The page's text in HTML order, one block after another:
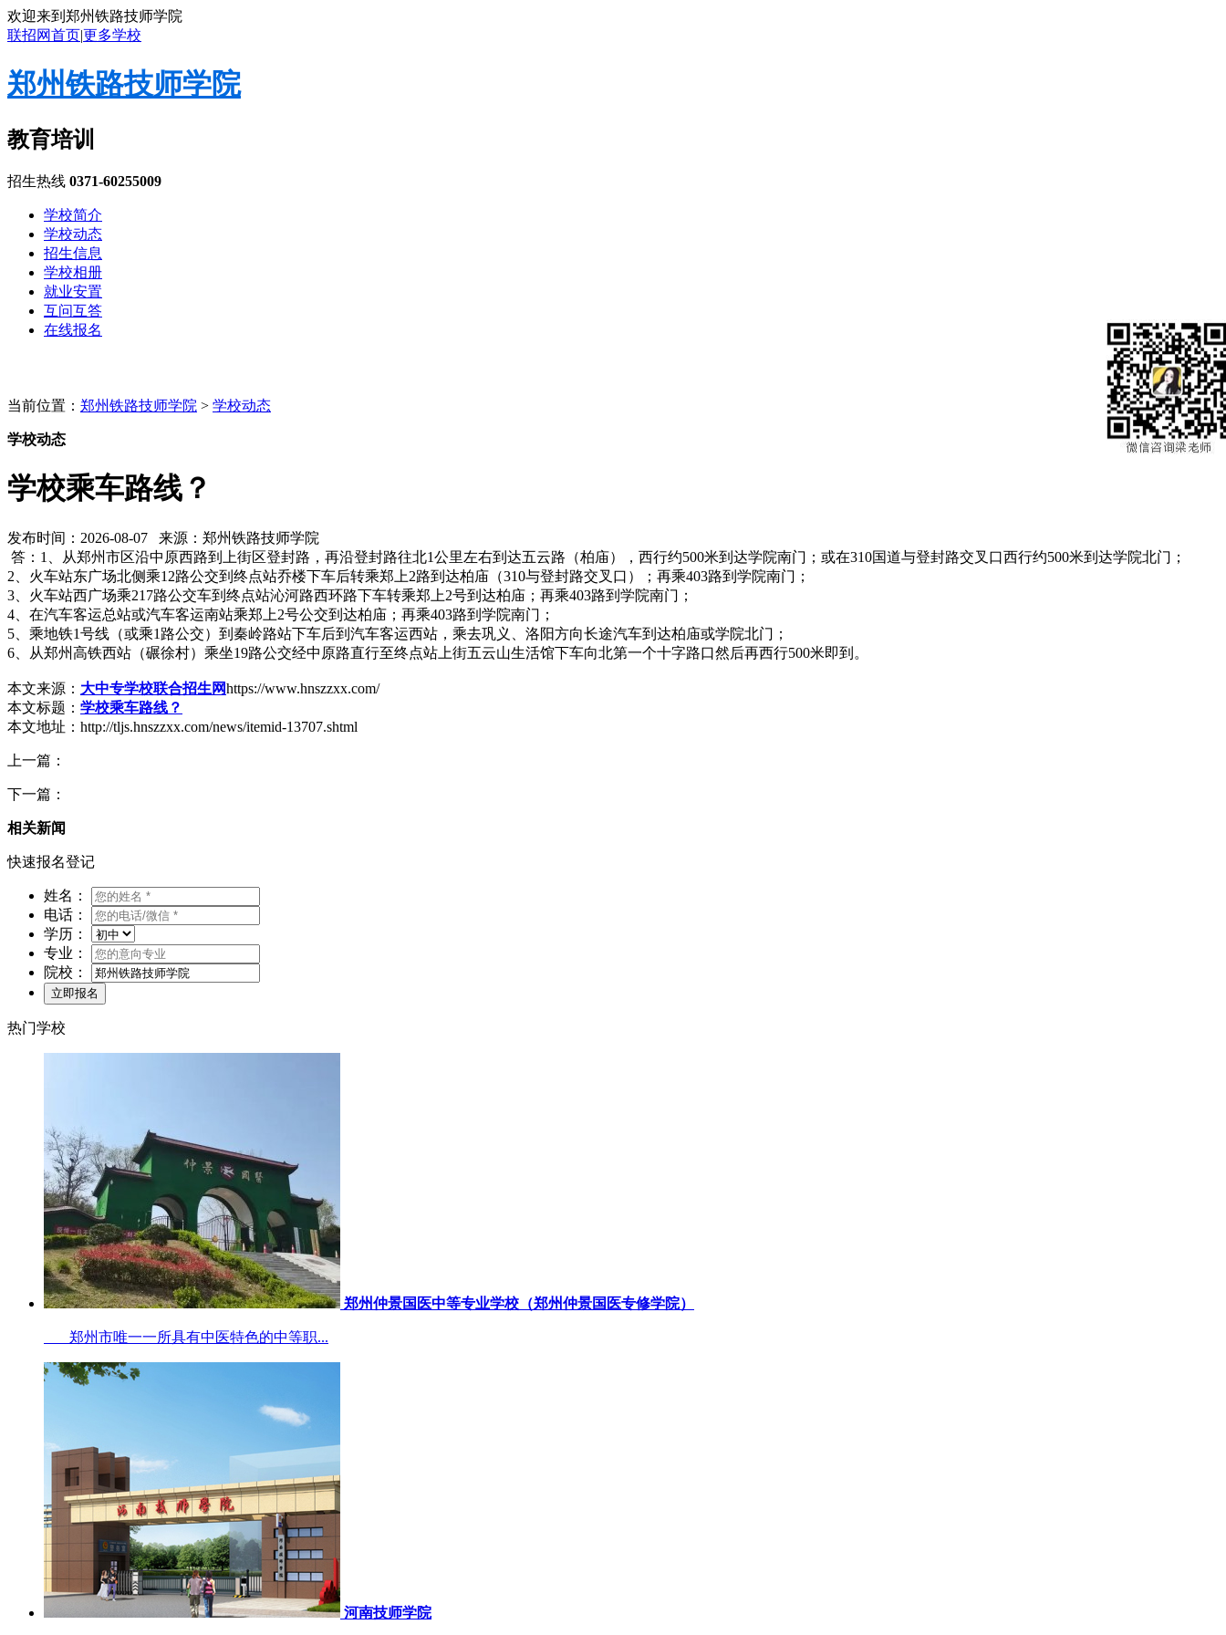
欢迎来到郑州铁路技师学院
联招网首页|更多学校
郑州铁路技师学院
教育培训
招生热线 0371-60255009
学校简介
学校动态
招生信息
学校相册
就业安置
互问互答
在线报名
当前位置： 郑州铁路技师学院 > 学校动态
学校动态
学校乘车路线？
发布时间：2026-08-07 来源：郑州铁路技师学院
答：1、从郑州市区沿中原西路到上街区登封路，再沿登封路往北1公里左右到达五云路（柏庙），西行约500米到达学院南门；或在310国道与登封路交叉口西行约500米到达学院北门；
2、火车站东广场北侧乘12路公交到终点站乔楼下车后转乘郑上2路到达柏庙（310与登封路交叉口）；再乘403路到学院南门；
3、火车站西广场乘217路公交车到终点站沁河路西环路下车转乘郑上2号到达柏庙；再乘403路到学院南门；
4、在汽车客运总站或汽车客运南站乘郑上2号公交到达柏庙；再乘403路到学院南门；
5、乘地铁1号线（或乘1路公交）到秦岭路站下车后到汽车客运西站，乘去巩义、洛阳方向长途汽车到达柏庙或学院北门；
6、从郑州高铁西站（碾徐村）乘坐19路公交经中原路直行至终点站上街五云山生活馆下车向北第一个十字路口然后再西行500米即到。
本文来源： 大中专学校联合招生网https://www.hnszzxx.com/
本文标题： 学校乘车路线？
本文地址：http://tljs.hnszzxx.com/news/itemid-13707.shtml
上一篇：
下一篇：
相关新闻
快速报名登记
姓名：
电话：
学历：
专业：
院校：
热门学校
郑州仲景国医中等专业学校（郑州仲景国医专修学院）
郑州市唯一一所具有中医特色的中等职...
河南技师学院